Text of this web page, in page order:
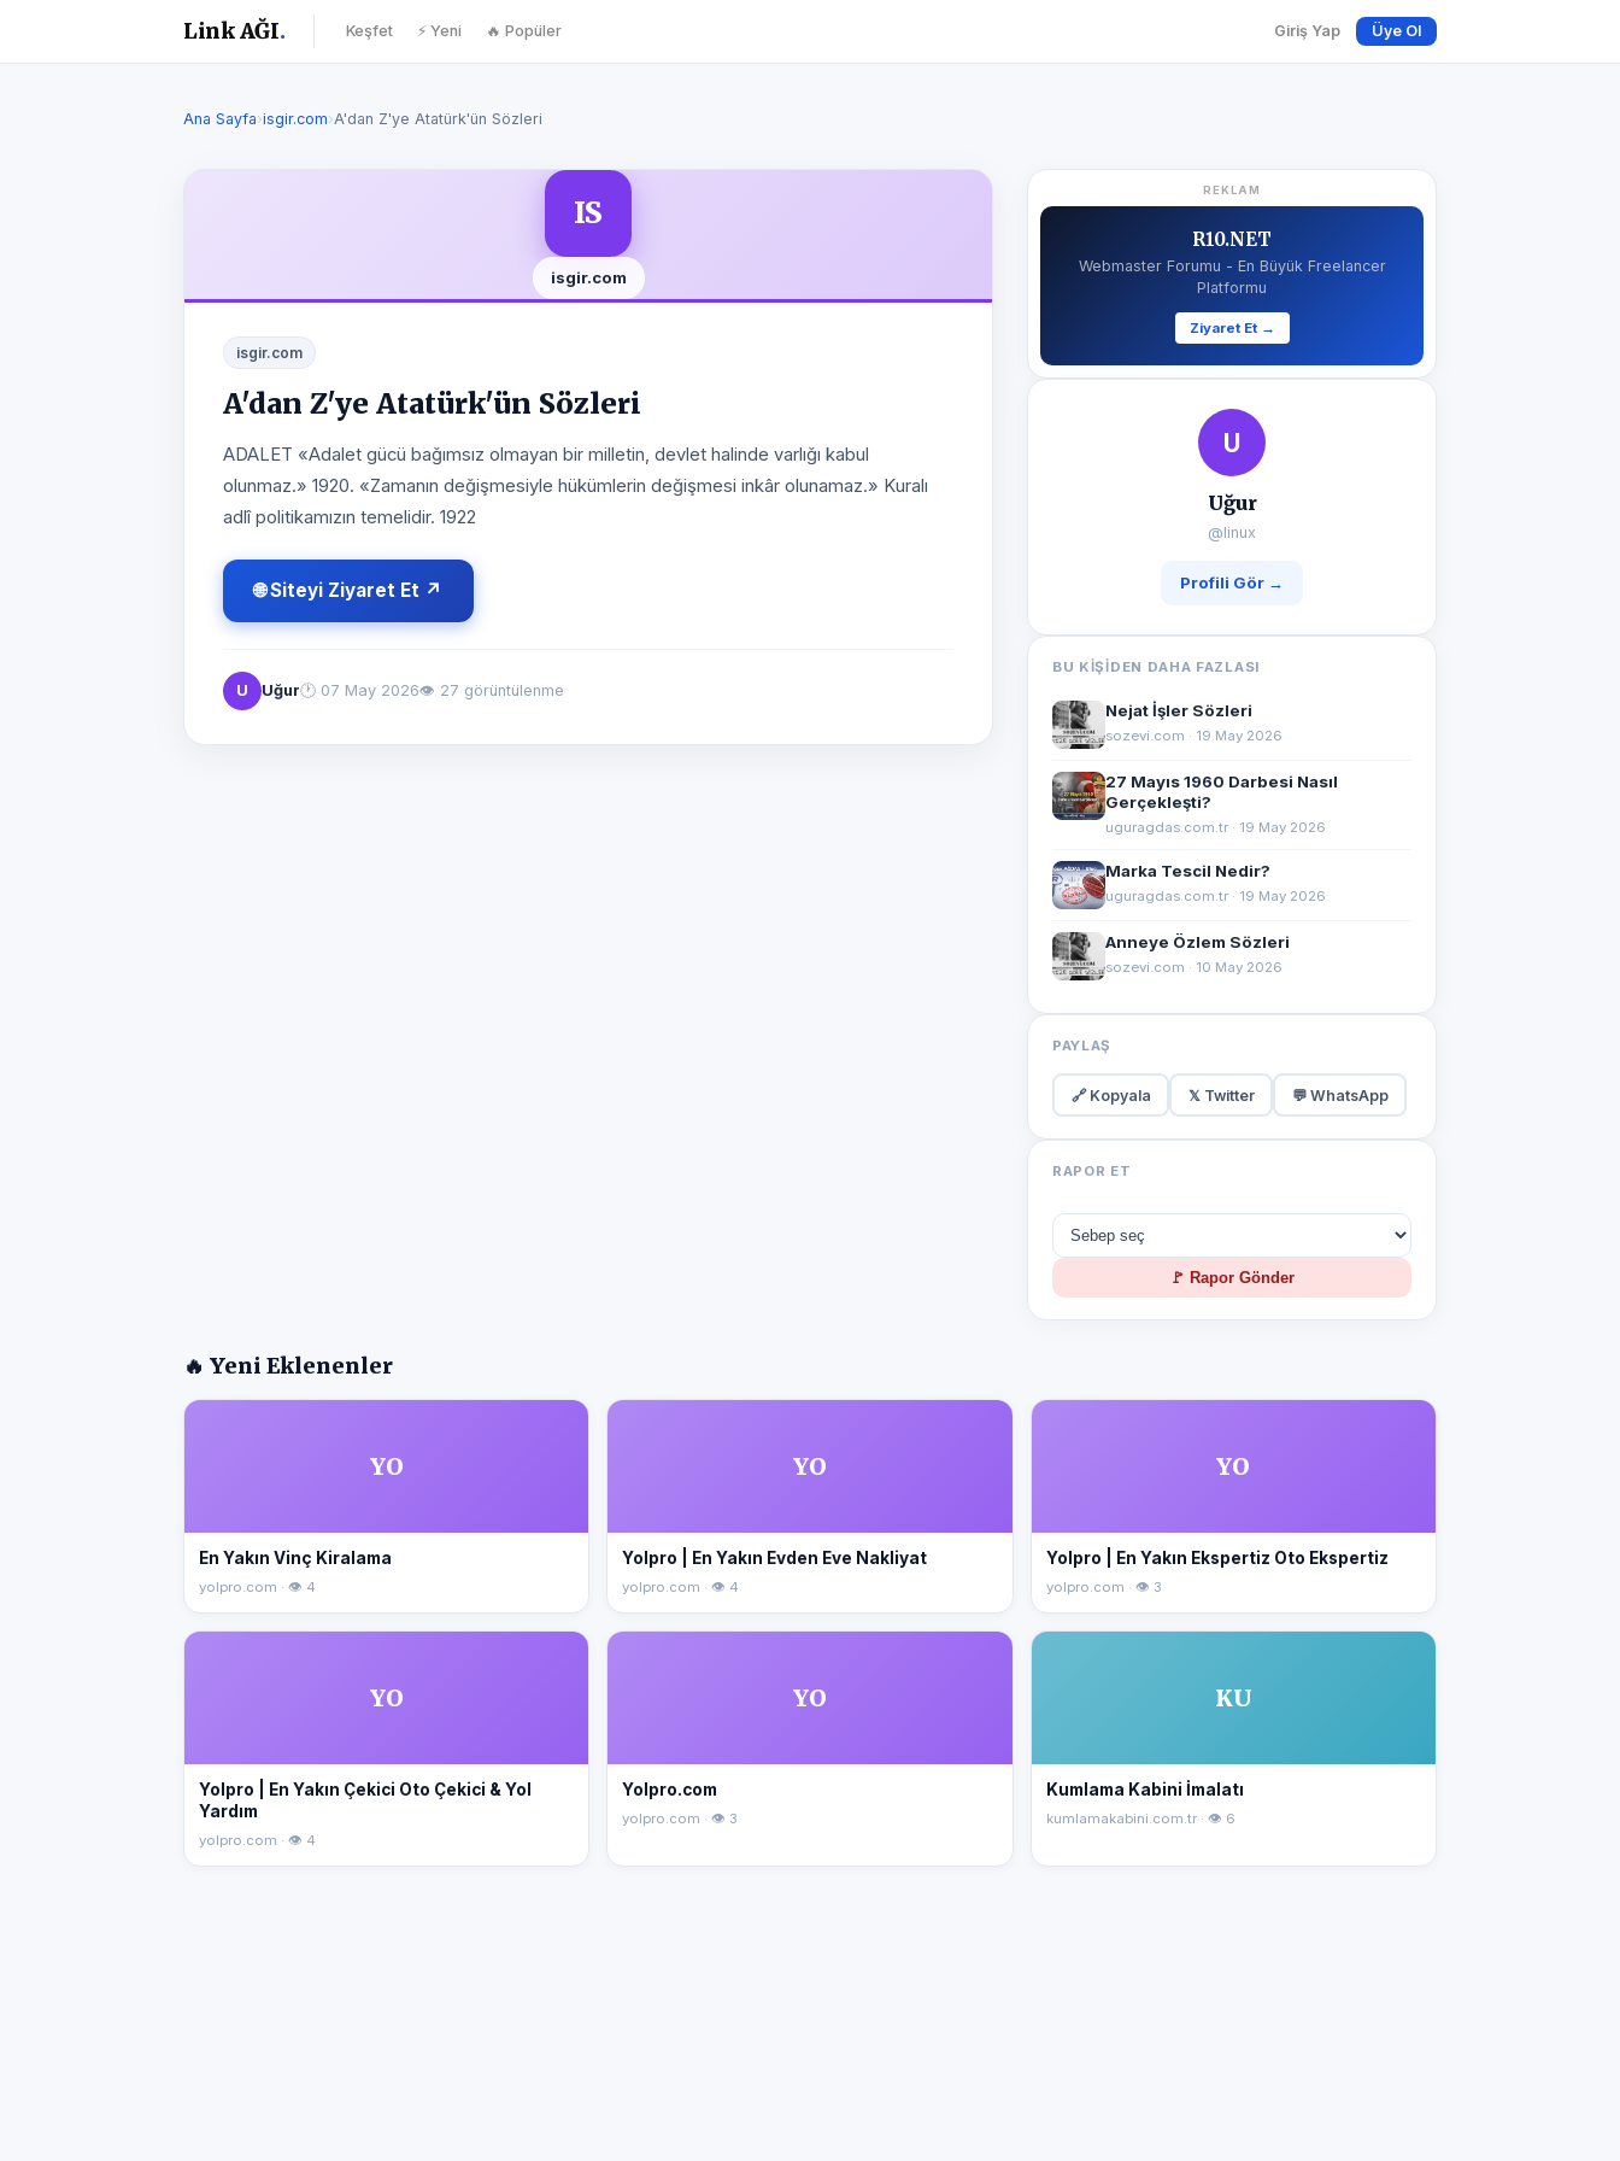
Link AĞI. Keşfet ⚡ Yeni 🔥 Popüler Giriş Yap Üye Ol
Ana Sayfa›isgir.com›A'dan Z'ye Atatürk'ün Sözleri
IS
isgir.com
isgir.com
A'dan Z'ye Atatürk'ün Sözleri
ADALET «Adalet gücü bağımsız olmayan bir milletin, devlet halinde varlığı kabul
olunmaz.» 1920. «Zamanın değişmesiyle hükümlerin değişmesi inkâr olunamaz.» Kuralı
adlî politikamızın temelidir. 1922
🌐 Siteyi Ziyaret Et ↗
U Uğur🕐 07 May 2026👁 27 görüntülenme
REKLAM
R10.NET
Webmaster Forumu - En Büyük Freelancer
Platformu
Ziyaret Et →
U
Uğur
@linux
Profili Gör →
BU KIŞIDEN DAHA FAZLASI
Nejat İşler Sözleri
sozevi.com · 19 May 2026
27 Mayıs 1960 Darbesi Nasıl
Gerçekleşti?
uguragdas.com.tr · 19 May 2026
Marka Tescil Nedir?
uguragdas.com.tr · 19 May 2026
Anneye Özlem Sözleri
sozevi.com · 10 May 2026
PAYLAŞ
🔗 Kopyala 𝕏 Twitter 💬 WhatsApp
RAPOR ET
🚩 Rapor Gönder
🔥 Yeni Eklenenler
YO
En Yakın Vinç Kiralama
yolpro.com · 👁 4
YO
Yolpro | En Yakın Evden Eve Nakliyat
yolpro.com · 👁 4
YO
Yolpro | En Yakın Ekspertiz Oto Ekspertiz
yolpro.com · 👁 3
YO
Yolpro | En Yakın Çekici Oto Çekici & Yol
Yardım
yolpro.com · 👁 4
YO
Yolpro.com
yolpro.com · 👁 3
KU
Kumlama Kabini İmalatı
kumlamakabini.com.tr · 👁 6